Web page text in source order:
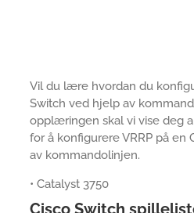
Vil du lære hvordan du
Switch ved hjelp av
opplæringen skal vi vise deg
for å konfigurere VRRP på en
av kommandolinjen.
• Catalyst 3750
Cisco Switch